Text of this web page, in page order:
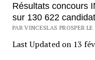
Résultats concours
sur 130 622
PAR VINCESLAS PROSPER
Last Updated on 13